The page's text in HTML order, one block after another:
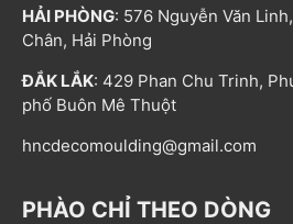
HẢI PHÒNG: 576 Nguyễn Văn
Chân, Hải Phòng
ĐẮK LẮK: 429 Phan Chu Trinh,
phố Buôn Mê Thuột
hncdecomoulding@gmail.com
PHÀO CHỈ THEO DÒNG